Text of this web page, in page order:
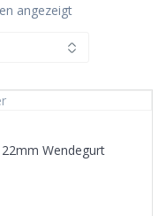
angezeigt
Wendegurt